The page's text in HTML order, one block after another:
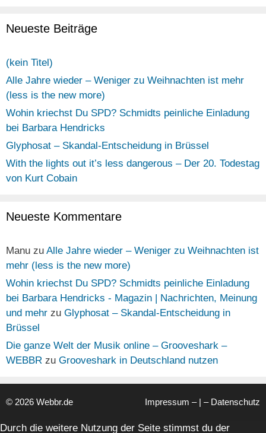
Neueste Beiträge
(kein Titel)
Alle Jahre wieder – Weniger zu Weihnachten ist mehr
(less is the new more)
Wohin kriechst Du SPD? Schmidts peinliche Einladung
bei Barbara Hendricks
Glyphosat – Skandal-Entscheidung in Brüssel
With the lights out it’s less dangerous – Der 20. Todestag
von Kurt Cobain
Neueste Kommentare
Manu zu Alle Jahre wieder – Weniger zu Weihnachten ist
mehr (less is the new more)
Wohin kriechst Du SPD? Schmidts peinliche Einladung
bei Barbara Hendricks - Magazin | Nachrichten, Meinung
und mehr zu Glyphosat – Skandal-Entscheidung in
Brüssel
Die ganze Welt der Musik online – Grooveshark –
WEBBR zu Grooveshark in Deutschland nutzen
Impressum – | – Datenschutz
© 2026 Webbr.de
Durch die weitere Nutzung der Seite stimmst du der